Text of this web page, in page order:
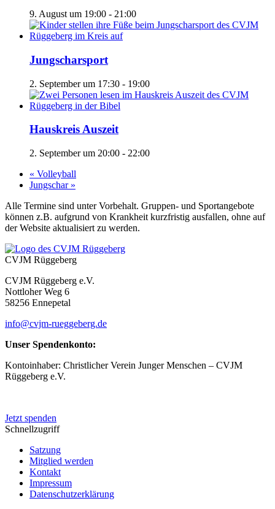
9. August um 19:00 - 21:00
Jungscharsport
2. September um 17:30 - 19:00
Hauskreis Auszeit
2. September um 20:00 - 22:00
« Volleyball
Jungschar »
Alle Termine sind unter Vorbehalt. Gruppen- und Sportangebote
können z.B. aufgrund von Krankheit kurzfristig ausfallen, ohne auf
der Website aktualisiert zu werden.
CVJM Rüggeberg
CVJM Rüggeberg e.V.
Nottloher Weg 6
58256 Ennepetal
info@cvjm-rueggeberg.de
Unser Spendenkonto:
Kontoinhaber: Christlicher Verein Junger Menschen – CVJM
Rüggeberg e.V.
Jetzt spenden
Schnellzugriff
Satzung
Mitglied werden
Kontakt
Impressum
Datenschutzerklärung